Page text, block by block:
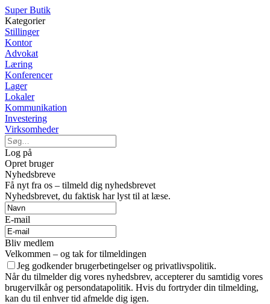
Super Butik
Kategorier
Stillinger
Kontor
Advokat
Læring
Konferencer
Lager
Lokaler
Kommunikation
Investering
Virksomheder
Log på
Opret bruger
Nyhedsbreve
Få nyt fra os – tilmeld dig nyhedsbrevet
Nyhedsbrevet, du faktisk har lyst til at læse.
E-mail
Bliv medlem
Velkommen – og tak for tilmeldingen
Jeg godkender brugerbetingelser og privatlivspolitik.
Når du tilmelder dig vores nyhedsbrev, accepterer du samtidig vores
brugervilkår og persondatapolitik. Hvis du fortryder din tilmelding,
kan du til enhver tid afmelde dig igen.